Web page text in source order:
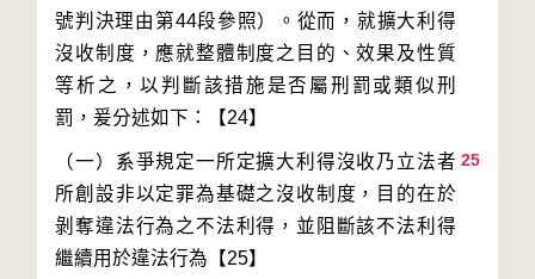
號判決理由第44段參照）。從而，就擴大利得
沒收制度，應就整體制度之目的、效果及性質
等析之，以判斷該措施是否屬刑罰或類似刑
25
（一）系爭規定一所定擴大利得沒收乃立法者
所創設非以定罪為基礎之沒收制度，目的在於
剝奪違法行為之不法利得，並阻斷該不法利得